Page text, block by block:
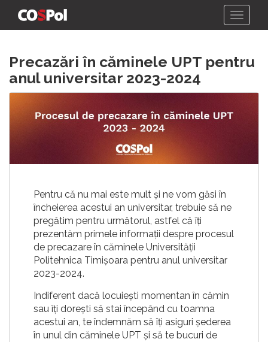
Precazări în căminele UPT pentru
anul universitar 2023-2024
Pentru că nu mai este mult și ne vom găsi în
încheierea acestui an universitar, trebuie să ne
pregătim pentru următorul, astfel că îți
prezentăm primele informații despre procesul
de precazare în căminele Universității
Politehnica Timișoara pentru anul universitar
2023-2024.
Indiferent dacă locuiești momentan în cămin
sau îți dorești să stai începând cu toamna
acestui an, te îndemnăm să îți asiguri șederea
în unul din căminele UPT și să te bucuri de